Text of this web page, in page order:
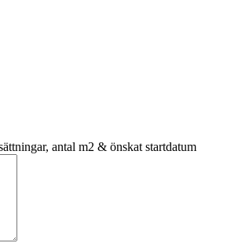
antal m2 & önskat startdatum